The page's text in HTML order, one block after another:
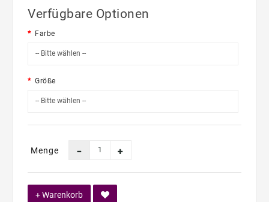
Verfügbare Optionen
Farbe
Größe
Menge
+ Warenkorb